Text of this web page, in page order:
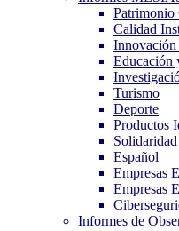
Patrimonio
Calidad
Educación
Turismo
Deporte
Productos
Solidaridad
Español
Empresas
Empresas
Informes de